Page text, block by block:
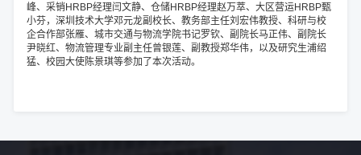
峰、采销HRBP经理闫文静、仓储HRBP经理赵万萃、大区营运HRBP甄
小芬，深圳技术大学邓元龙副校长、教务部主任刘宏伟教授、科研与校
企合作部张雁、城市交通与物流学院书记罗钦、副院长马正伟、副院长
尹晓红、物流管理专业副主任曾银莲、副教授郑华伟，以及研究生浦绍
猛、校园大使陈景琪等参加了本次活动。